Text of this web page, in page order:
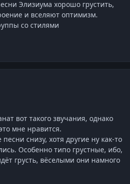
Элизиума хорошо грустить,
и вселяют оптимизм.
со стилями
вот такого звучания, однако
мне нравится.
снизу, хотя другие ну как-то
Особенно типо грустные, ибо,
грусть, вёселыми они намного